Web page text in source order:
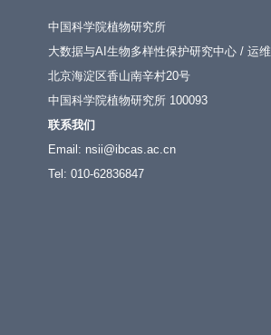
中国科学院植物研究所
大数据与AI生物多样性保护研究中心 / 运维
北京海淀区香山南辛村20号
中国科学院植物研究所 100093
联系我们
Email: nsii@ibcas.ac.cn
Tel: 010-62836847